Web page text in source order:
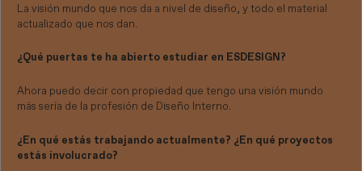
La visión mundo que nos da a nivel de diseño, y todo el material
actualizado que nos dan.
¿Qué puertas te ha abierto estudiar en ESDESIGN?
Ahora puedo decir con propiedad que tengo una visión mundo
más sería de la profesión de Diseño Interno.
¿En qué estás trabajando actualmente? ¿En qué proyectos
estás involucrado?